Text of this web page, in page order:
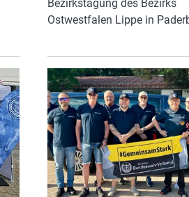
Bezirkstagung des Bezirks
Ostwestfalen Lippe in